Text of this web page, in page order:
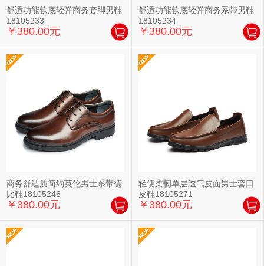
舒适功能软底轻弹商务套脚男鞋
18105233
￥380.00元
舒适功能软底轻弹商务系带男鞋
18105234
￥380.00元
商务舒适质简约英伦男士系带德
比鞋18105246
￥380.00元
轻便柔韧单层透气皮面男士套口
皮鞋18105271
￥380.00元